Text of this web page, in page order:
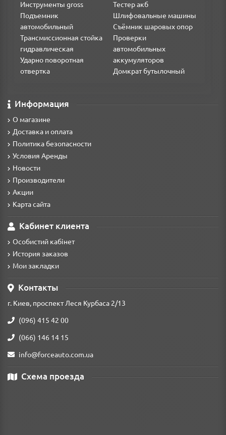
Инструменты gross
Подъемник
автомобильный
Трансмиссионная стойка
гидравлическая
Ударно поворотная
отвертка
Тестер акб
Шлифовальные машины
Съёмник шаровых опор
Проверки
автомобильных
аккумуляторов
Домкрат бутылочный
Информация
О магазине
Доставка и оплата
Политика безопасности
Условия Аренды
Новости
Производители
Акции
Карта сайта
Кабинет клиента
Особистий кабінет
История заказов
Мои закладки
Контакты
г. Киев, проспект Леся Курбаса 2/13
(096) 415 42 00
(066) 146 14 15
info@forceauto.com.ua
Схема проезда